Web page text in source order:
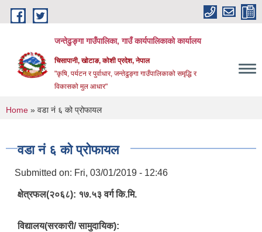
Skip to main content
जन्तेढुङ्गा गाउँपालिका, गाउँ कार्यपालिकाको कार्यालय
चिसापानी, खोटाङ, कोशी प्रदेश, नेपाल
"कृषि, पर्यटन र पुर्वाधार, जन्तेढुङ्गा गाउँपालिकाको समृद्धि र
विकासको मुल आधार"
You are here
Home » वडा नं ६ को प्रोफायल
वडा नं ६ को प्रोफायल
Submitted on: Fri, 03/01/2019 - 12:46
क्षेत्रफल(२०६८): १७.५३ वर्ग कि.मि.
विद्यालय(सरकारी/ सामुदायिक):